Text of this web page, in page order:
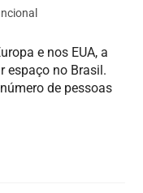
e nos EUA, a
espaço no Brasil.
de pessoas